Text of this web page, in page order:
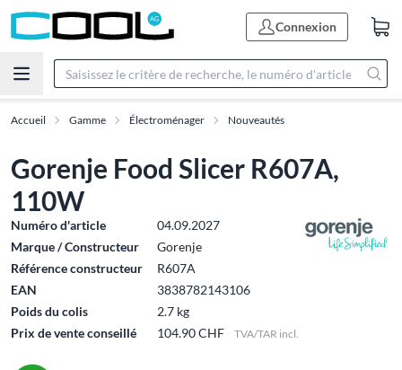
Connexion
Accueil Gamme Électroménager Nouveautés
Gorenje Food Slicer R607A,
110W
Numéro d'article
04.09.2027
Marque / Constructeur
Gorenje
Référence constructeur
R607A
EAN
3838782143106
Poids du colis
2.7 kg
Prix de vente conseillé
104.90 CHF TVA/TAR incl.